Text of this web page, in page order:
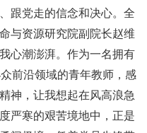
跟党走的信念和决心。全
与资源研究院副院长赵维
心潮澎湃。作为一名拥有
前沿领域的青年教师，感
神，让我想起在风高浪急
严寒的艰苦境地中，正是